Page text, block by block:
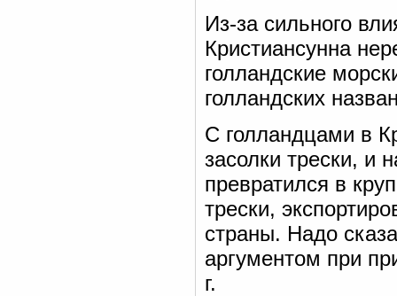
Из-за сильного
Кристиансунна
голландские
голландских
С голландцами в
засолки трески, и
превратился в
трески,
страны. Надо
аргументом при
г.